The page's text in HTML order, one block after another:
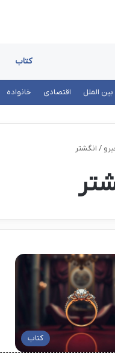
کتاب
بین الملل اقتصادی خانواده
/ انگشتر
کتاب